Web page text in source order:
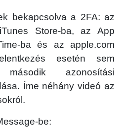
bekapcsolva a 2FA: az
Store-ba, az App
ba és az apple.com
esetén sem
azonosítási
Íme néhány videó az
be: